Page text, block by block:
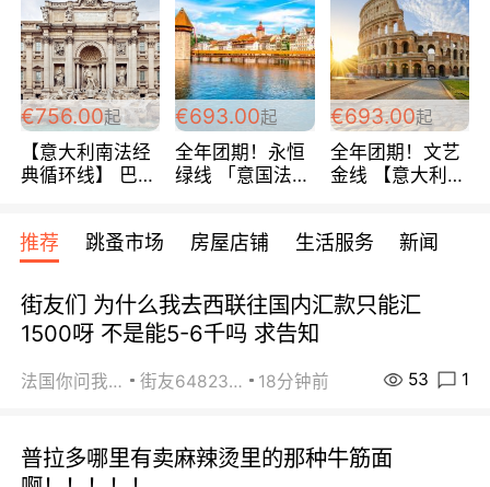
馆 108欧/人/天
488欧/人
天！巴黎上下！
包拼房~
€756.00起
【意大利南法经
典循环线】 巴黎
宾馆 108欧/天起
全程756欧/位
€693.00起
全年团期！永恒
绿线 「意国法
欧/天起 ~包拼房
€693.00起
全年团期！文艺
金线 【意大利一
每周铁发！
推荐 跳蚤市场 房屋店铺 生活服务 新闻
街友们 为什么我去西联往国内汇款只能汇
1500呀 不是能5-6千吗 求告知
法国你问我答 街友64823891 18分钟前 53 1
普拉多哪里有卖麻辣烫里的那种牛筋面